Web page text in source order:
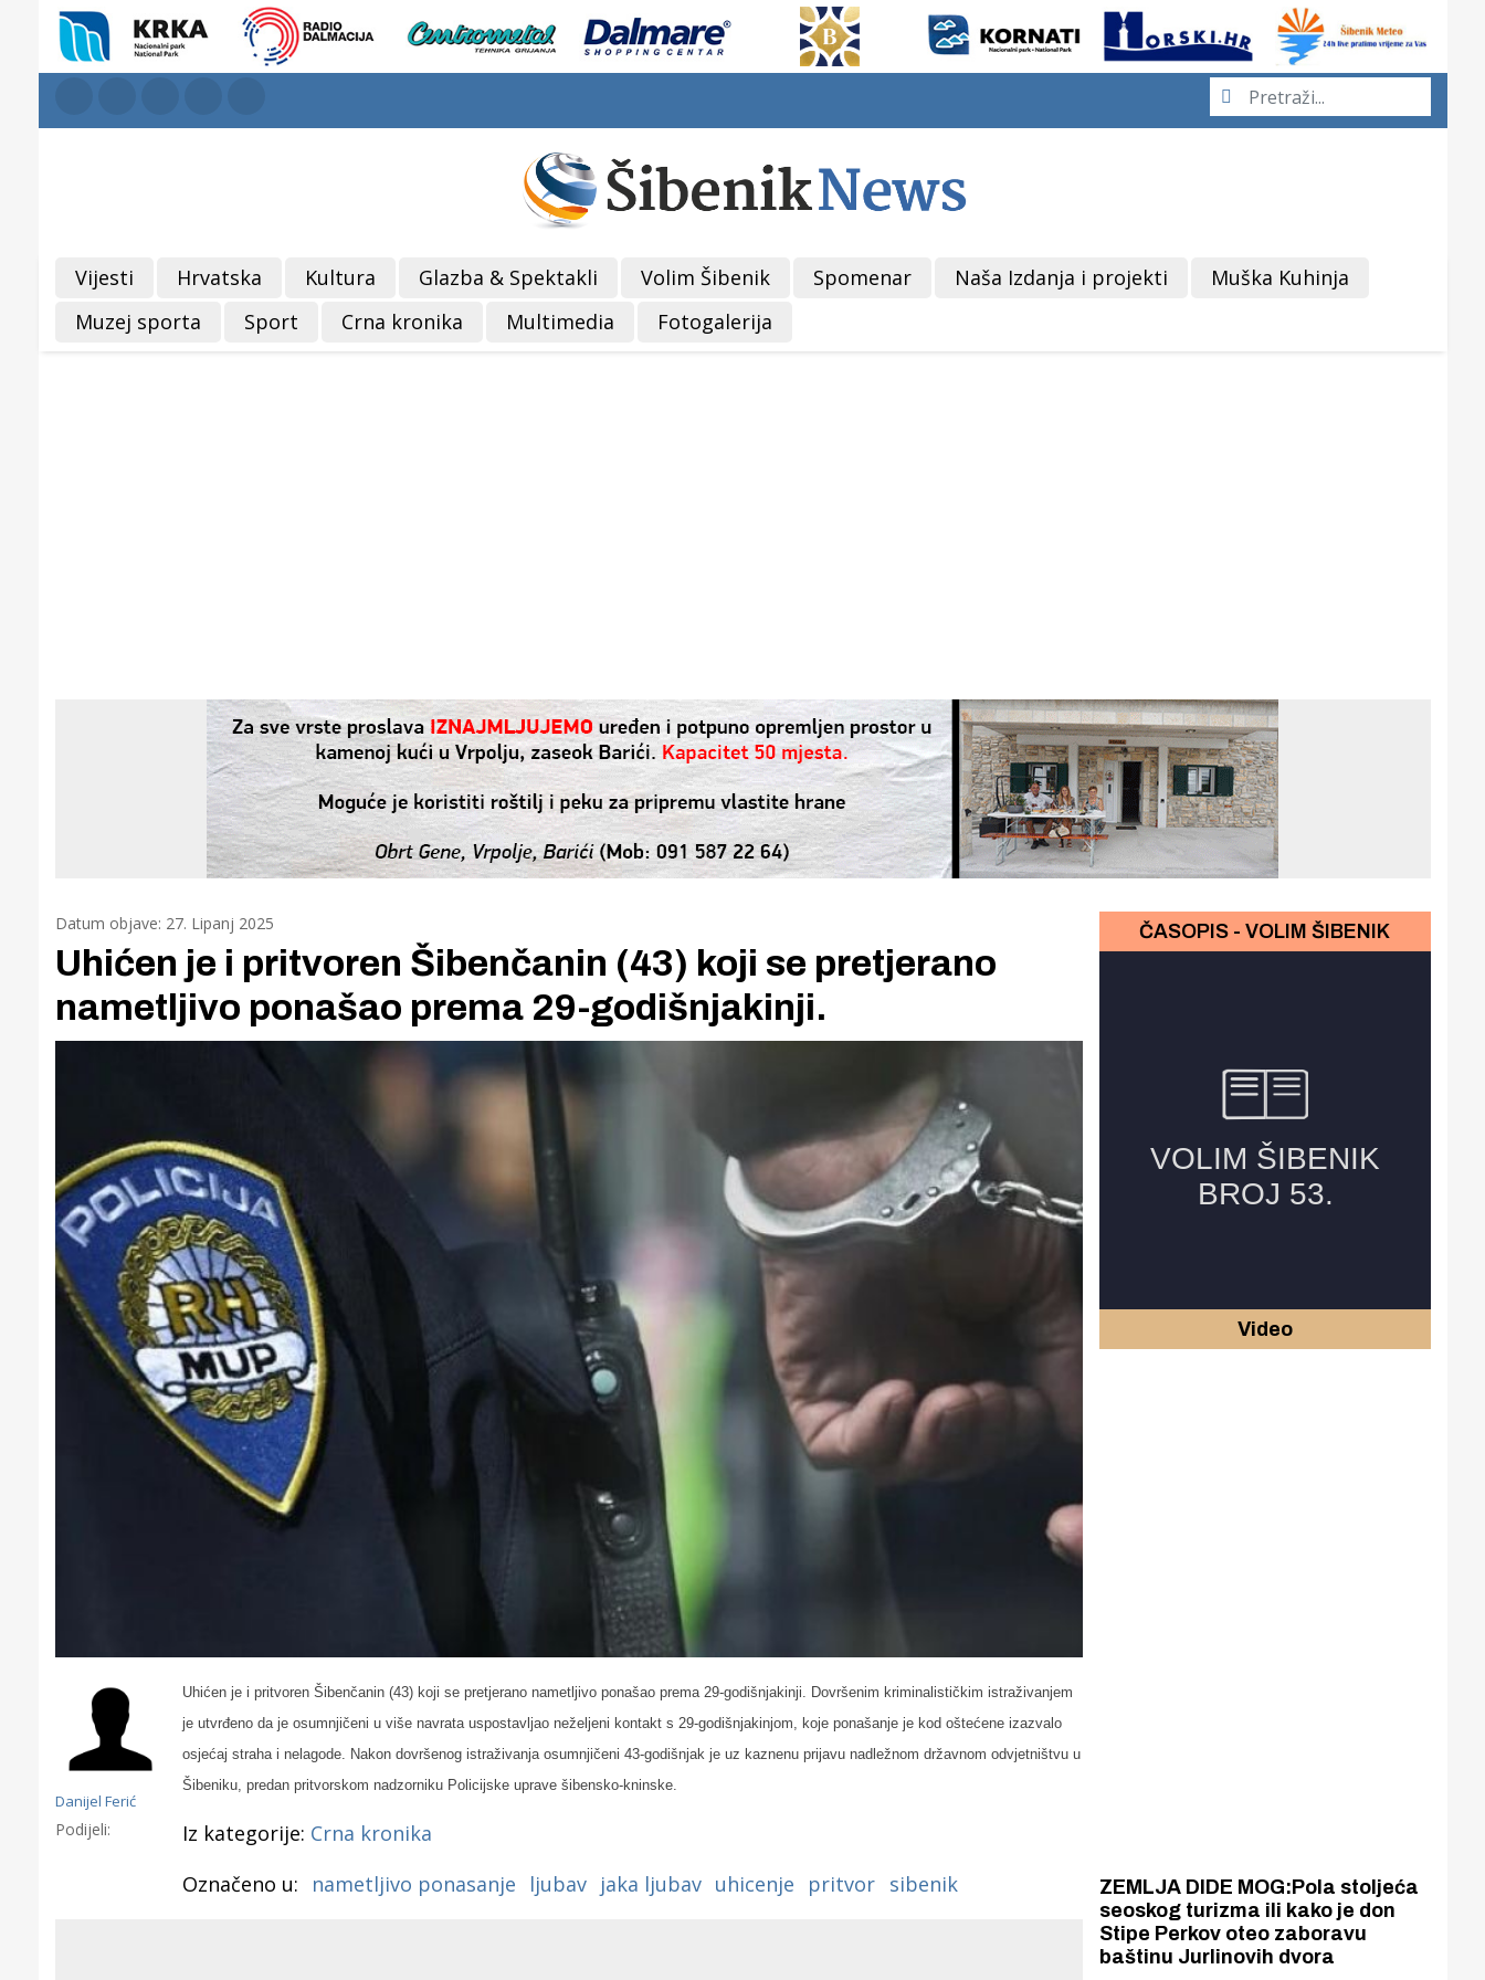
Vijesti Hrvatska Kultura Glazba & Spektakli Volim Šibenik Spomenar Naša Izdanja i projekti
Muška Kuhinja
Muzej sporta
Sport Crna kronika Multimedia Fotogalerija
Datum objave: 27. Lipanj 2025
Uhićen je i pritvoren Šibenčanin (43) koji se pretjerano
nametljivo ponašao prema 29-godišnjakinji.
Danijel Ferić
Podijeli:
Uhićen je i pritvoren Šibenčanin (43) koji se pretjerano nametljivo ponašao prema 29-godišnjakinji. Dovršenim kriminalističkim istraživanjem
je utvrđeno da je osumnjičeni u više navrata uspostavljao neželjeni kontakt s 29-godišnjakinjom, koje ponašanje je kod oštećene izazvalo
osjećaj straha i nelagode. Nakon dovršenog istraživanja osumnjičeni 43-godišnjak je uz kaznenu prijavu nadležnom državnom odvjetništvu u
Šibeniku, predan pritvorskom nadzorniku Policijske uprave šibensko-kninske.
Iz kategorije: Crna kronika
Označeno u:
nametljivo ponasanje ljubav jaka ljubav uhicenje pritvor sibenik
ČASOPIS - VOLIM ŠIBENIK
Video
ZEMLJA DIDE MOG:Pola stoljeća
seoskog turizma ili kako je don
Stipe Perkov oteo zaboravu
baštinu Jurlinovih dvora